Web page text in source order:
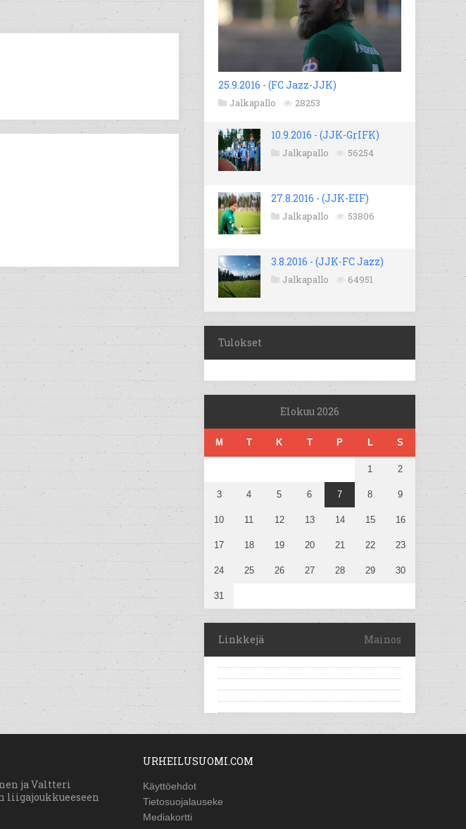
25.9.2016 - (FC Jazz-JJK)
Jalkapallo 28253
10.9.2016 - (JJK-GrIFK)
Jalkapallo 56254
27.8.2016 - (JJK-EIF)
Jalkapallo 53806
3.8.2016 - (JJK-FC Jazz)
Jalkapallo 64951
Tulokset
Elokuu 2026
M T K T P L S
1 2
3 4 5 6 7 8 9
10 11 12 13 14 15 16
17 18 19 20 21 22 23
24 25 26 27 28 29 30
31
Linkkejä Mainos
ja Valtteri
liigajoukkueeseen
URHEILUSUOMI.COM
Käyttöehdot
Tietosuojalauseke
Mediakortti